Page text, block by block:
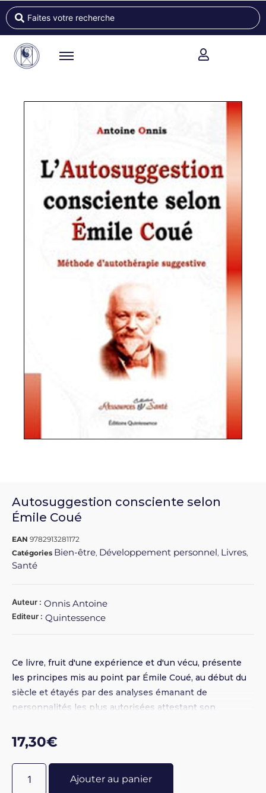
Autosuggestion consciente selon
Émile Coué
EAN 9782913281172
Catégories Bien-être, Développement personnel, Livres,
Santé
Auteur : Onnis Antoine
Editeur : Quintessence
Ce livre, fruit d'une expérience et d'un vécu, présente
les principes mis au point par Émile Coué, au début du
siècle et étayés par des analyses émanant de
personnalités les plus autorisées attestant son
tant physiques que morales. Livre pratique permettant
au lecteur d'expérimenter immédiatement les effets de
la méthode Coué. Broché 15 x 23 - 172 pages
17,30€
Ajouter au panier